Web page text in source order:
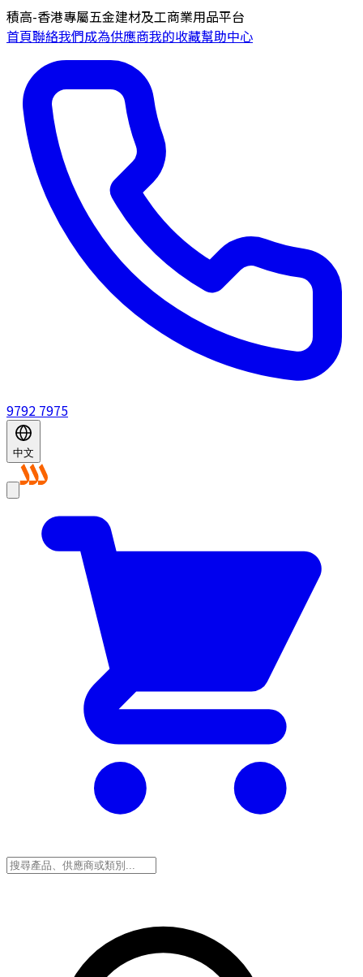
積高-香港專屬五金建材及工商業用品平台
首頁聯絡我們成為供應商我的收藏幫助中心
9792 7975
中文